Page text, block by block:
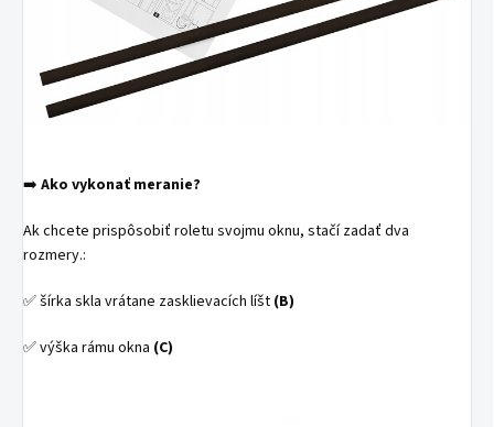
➡️ Ako vykonať meranie?
Ak chcete prispôsobiť roletu svojmu oknu, stačí zadať dva
rozmery.:
✅ šírka skla vrátane zasklievacích líšt (B)
✅ výška rámu okna (C)